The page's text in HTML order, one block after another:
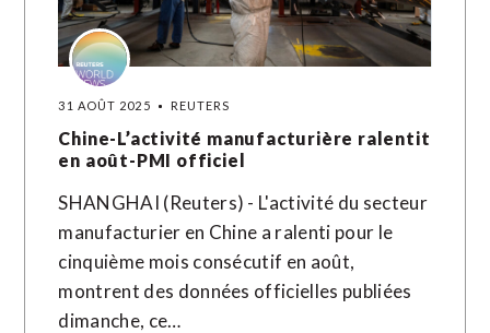
31 AOÛT 2025 REUTERS
Chine-L’activité manufacturière ralentit
en août-PMI officiel
SHANGHAI (Reuters) - L'activité du secteur
manufacturier en Chine a ralenti pour le
cinquième mois consécutif en août,
montrent des données officielles publiées
dimanche, ce…